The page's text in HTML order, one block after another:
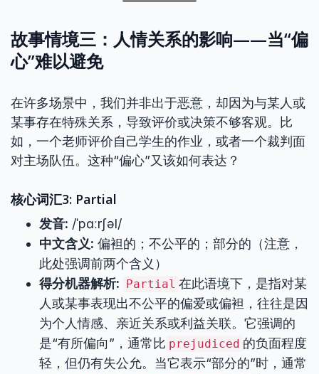
故事情境三：人情关系的影响——当“偏
心”难以避免
在许多场景中，我们并非出于恶意，却因为与某人或
某事存在特殊关系，导致评价或决策不够客观。比
如，一个老师评价自己学生的作业，或者一个裁判面
对主场队伍。这种“偏心”又该如何表达？
核心词汇3: Partial
发音: /ˈpɑːrʃəl/
中文含义: 偏袒的；不公平的；部分的（注意，
此处强调前两个含义）
得分机器解析: Partial 在此语境下，是指对某
人或某事表现出不公平的偏爱或偏袒，往往是因
为个人情感、亲近关系或利益关联。它强调的
是“有所偏向”，通常比 prejudiced 的负面程度
轻，但仍有失公允。当它表示“部分的”时，通常